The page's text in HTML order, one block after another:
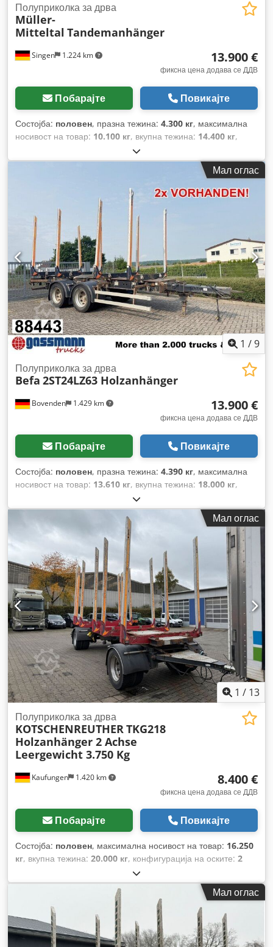
Singen 1.224 km
Полуприколка за дрва
Müller-
Mitteltal Tandemanhänger
13.900 €
фиксна цена додава се ДДВ
Побарајте Повикајте
Состојба: половен, празна тежина: 4.300 кг, максимална
носивост на товар: 10.100 кг, вкупна тежина: 14.400 кг,
2 оски
03/2014, следен преглед (TÜV):06/2027, суспензија:друго,
бензин , тип на
, кабина на возачот:друго, емисиона класа:
Мал оглас
1 /9
Bovenden 1.429 km
Полуприколка за дрва
Befa 2ST24LZ63 Holzanhänger
13.900 €
фиксна цена додава се ДДВ
Побарајте Повикајте
Состојба: половен, празна тежина: 4.390 кг, максимална
носивост на товар: 13.610 кг, вкупна тежина: 18.000 кг,
2 оски
08/2018, должина на товарниот простор:6.300 мм, ширина
на товарниот простор:
2.300 мм
, висина на просторот за
товарење:
1 мм, суспензија:воздух
, големина на гумата:
275/70R22.5
црна , пробег: 1.001 км
, тип на пренос:
друго, кабина на возачот: друго , Опрема: ABS
Мал оглас
1 / 13
Kaufungen 1.420 km
Полуприколка за дрва
KOTSCHENREUTHER TKG218
Holzanhänger 2 Achse
Leergewicht 3.750 Kg
8.400 €
фиксна цена додава се ДДВ
Побарајте Повикајте
Состојба: половен, максимална носивост на товар: 16.250
кг, вкупна тежина: 20.000 кг, конфигурација на оските: 2
05/2016
2016,
Мал оглас